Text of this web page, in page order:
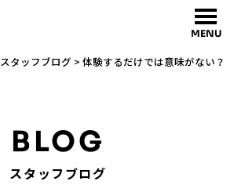
MENU
スタッフブログ > 体験するだけでは意味がない？
BLOG
スタッフブログ